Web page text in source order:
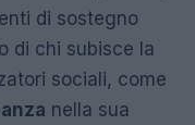
di sostegno
di chi subisce la
sociali, come
nella sua